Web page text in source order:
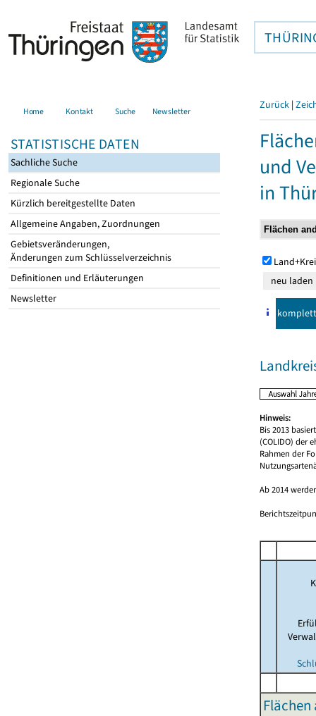
Home Kontakt Suche Newsletter
STATISTISCHE DATEN
Sachliche Suche
Regionale Suche
Kürzlich bereitgestellte Daten
Allgemeine Angaben, Zuordnungen
Gebietsveränderungen,
Änderungen zum Schlüsselverzeichnis
Definitionen und Erläuterungen
Newsletter
Zurück |
und
in
komplett
Hinweis:
Bis 2013
(COLIDO) der
Rahmen der
Ab 2014